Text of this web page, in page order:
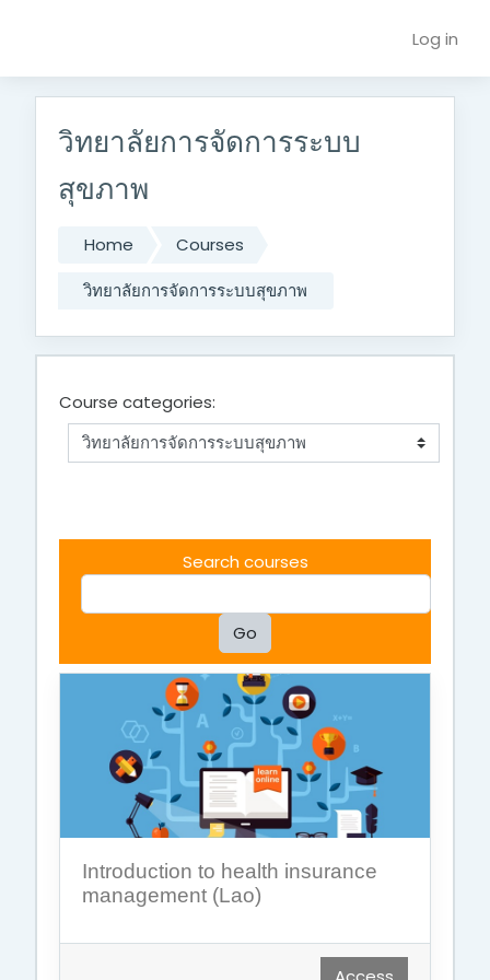
Log in
วิทยาลัยการจัดการระบบ
สุขภาพ
Home
Courses
วิทยาลัยการจัดการระบบสุขภาพ
Course categories:
Search courses
Go
Introduction to health insurance
management (Lao)